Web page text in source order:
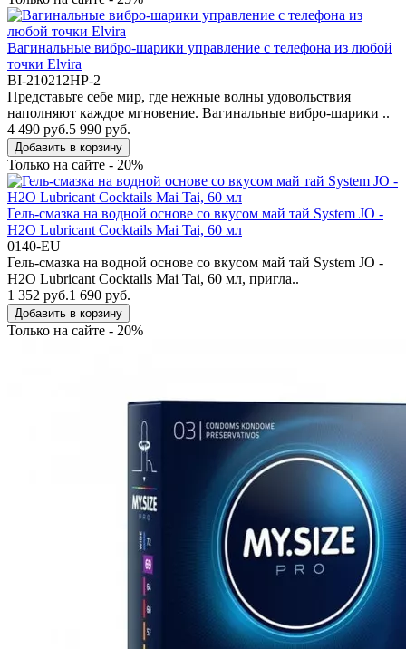
Вагинальные вибро-шарики управление с телефона из любой
точки Elvira
BI-210212HP-2
Представьте себе мир, где нежные волны удовольствия
наполняют каждое мгновение. Вагинальные вибро-шарики ..
4 490 руб.5 990 руб.
Добавить в корзину
Только на сайте - 20%
Гель-смазка на водной основе со вкусом май тай System JO -
H2O Lubricant Cocktails Mai Tai, 60 мл
0140-EU
Гель-смазка на водной основе со вкусом май тай System JO -
H2O Lubricant Cocktails Mai Tai, 60 мл, пригла..
1 352 руб.1 690 руб.
Добавить в корзину
Только на сайте - 20%